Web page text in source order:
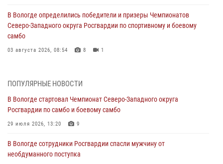
В Вологде определились победители и призеры Чемпионатов
Северо-Западного округа Росгвардии по спортивному и боевому
самбо
03 августа 2026, 08:54 8 1
ОХРАНЫ РОСГВАРДИИ В ВОЛОГОДСКОЙ ОБЛАСТИ ЗАДЕРЖАНО 23
02 августа 2026, 10:37
Росгвардейцы в г. Соколе задержали несовершеннолетнего
31 июля 2026, 06:43
ПОПУЛЯРНЫЕ НОВОСТИ
В Вологде стартовал Чемпионат Северо-Западного округа
Росгвардии по самбо и боевому самбо
29 июля 2026, 13:20 9
В Вологде сотрудники Росгвардии спасли мужчину от
необдуманного поступка